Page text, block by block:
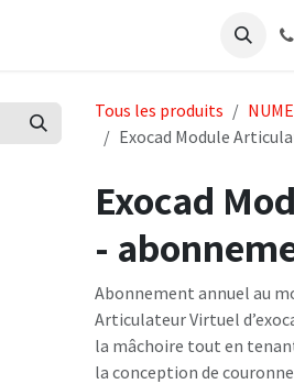
Tous les produits
Exocad Module
Exocad
-
Abonnement annuel au
Articulateur Virtuel
la mâchoire tout en
la conception de